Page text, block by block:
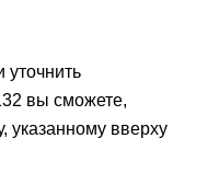
уточнить
вы сможете,
указанному вверху